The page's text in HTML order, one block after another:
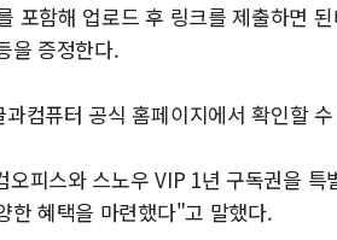
포함해 업로드 후 링크를 제출하면
을 증정한다.
컴퓨터 공식 홈페이지에서 확인할
피스와 스노우 VIP 1년 구독권을 특
한 혜택을 마련했다"고 말했다.